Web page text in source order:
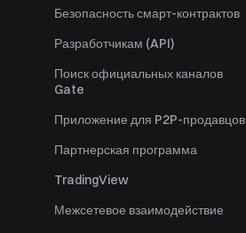
Безопасность смарт-контрактов
Разработчикам (API)
Поиск официальных каналов
Gate
Приложение для P2P-продавцов
Партнерская программа
TradingView
Межсетевое взаимодействие